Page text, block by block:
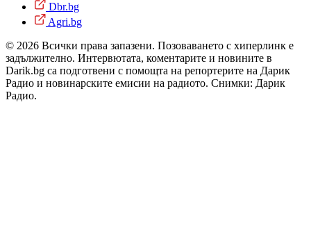
Dbr.bg
Agri.bg
© 2026 Всички права запазени. Позоваването с хиперлинк е
задължително. Интервютата, коментарите и новините в
Darik.bg са подготвени с помощта на репортерите на Дарик
Радио и новинарските емисии на радиото. Снимки: Дарик
Радио.